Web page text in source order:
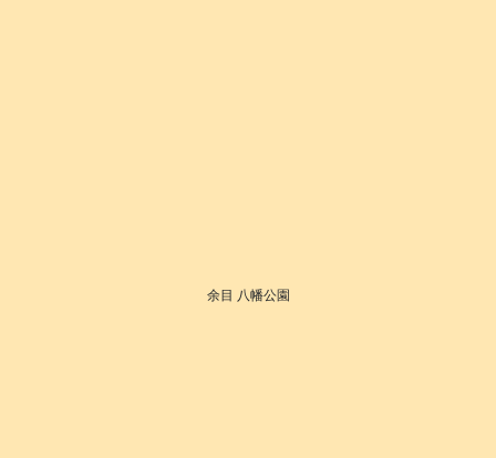
余目 八幡公園